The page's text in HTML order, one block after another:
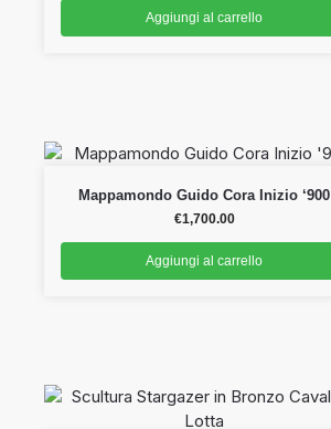
Aggiungi al carrello
Mappamondo Guido Cora Inizio ‘900
€1,700.00
Aggiungi al carrello